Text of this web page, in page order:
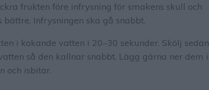
frukten före infrysning för smakens skull och
Infrysningen ska gå snabbt.
i kokande vatten i 20–30 sekunder. Skölj sedan
så den kallnar snabbt. Lägg gärna ner dem i
och isbitar.